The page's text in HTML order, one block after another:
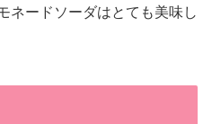
ネードソーダはとても美味し